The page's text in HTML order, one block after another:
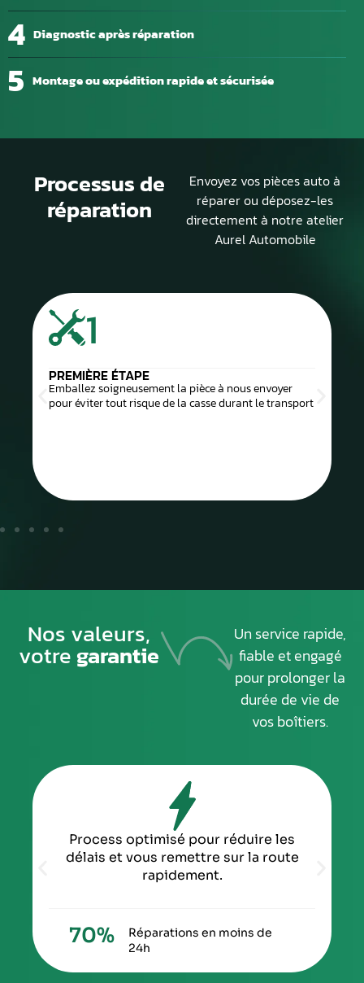
4 Diagnostic après réparation
5 Montage ou expédition rapide et sécurisée
Processus de
réparation
Envoyez vos pièces auto à
réparer ou déposez-les
directement à notre atelier
Aurel Automobile
1
PREMIÈRE ÉTAPE
Emballez soigneusement la pièce à nous envoyer
pour éviter tout risque de la casse durant le transport
Nos valeurs,
votregarantie
Un service rapide,
fiable et engagé
pour prolonger la
durée de vie de
vos boîtiers.
Process optimisé pour réduire les
délais et vous remettre sur la route
rapidement.
Réparations en moins de
24h
70%